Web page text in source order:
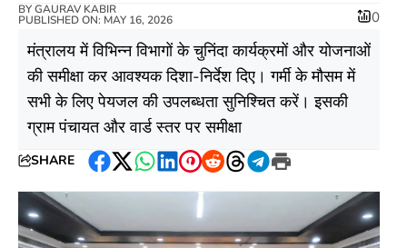
BYGAURAV KABIR
PUBLISHED ON: MAY 16, 2026 0
मंत्रालय में विभिन्न विभागों के चुनिंदा कार्यक्रमों और योजनाओं
की समीक्षा कर आवश्यक दिशा-निर्देश दिए। गर्मी के मौसम में
सभी के लिए पेयजल की उपलब्धता सुनिश्चित करें। इसकी
ग्राम पंचायत और वार्ड स्तर पर समीक्षा
SHARE
Facebook
Twitter
WhatsApp
LinkedIn
Pinterest
RedditThreads
Telegram
Print